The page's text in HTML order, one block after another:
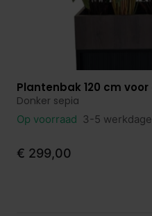
Bekijk product
Plantenbak 120 cm
Donker sepia
Op voorraad 3-5
€ 299,00